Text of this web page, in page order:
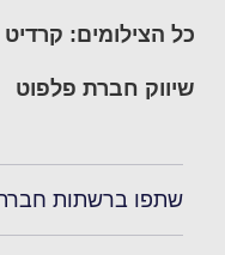
כל הצילומים:
שיווק חברת פלפוט
שתפו ברשתות